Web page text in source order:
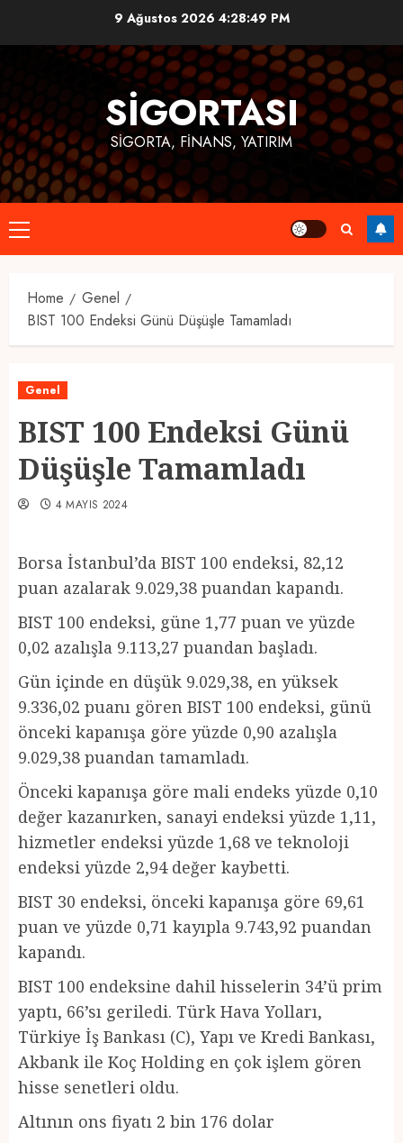
9 Ağustos 2026 4:28:49 PM
SIGORTASI
SIGORTA, FINANS, YATIRIM
Primary
Menu
Home
Genel
BIST 100 Endeksi Günü Düşüşle Tamamladı
Genel
BIST 100 Endeksi Günü
Düşüşle Tamamladı
4 MAYIS 2024
Borsa İstanbul’da BIST 100 endeksi, 82,12
puan azalarak 9.029,38 puandan kapandı.
BIST 100 endeksi, güne 1,77 puan ve yüzde
0,02 azalışla 9.113,27 puandan başladı.
Gün içinde en düşük 9.029,38, en yüksek
9.336,02 puanı gören BIST 100 endeksi, günü
önceki kapanışa göre yüzde 0,90 azalışla
9.029,38 puandan tamamladı.
Önceki kapanışa göre mali endeks yüzde 0,10
değer kazanırken, sanayi endeksi yüzde 1,11,
hizmetler endeksi yüzde 1,68 ve teknoloji
endeksi yüzde 2,94 değer kaybetti.
BIST 30 endeksi, önceki kapanışa göre 69,61
puan ve yüzde 0,71 kayıpla 9.743,92 puandan
kapandı.
BIST 100 endeksine dahil hisselerin 34’ü prim
yaptı, 66’sı geriledi. Türk Hava Yolları,
Türkiye İş Bankası (C), Yapı ve Kredi Bankası,
Akbank ile Koç Holding en çok işlem gören
hisse senetleri oldu.
Altının ons fiyatı 2 bin 176 dolar